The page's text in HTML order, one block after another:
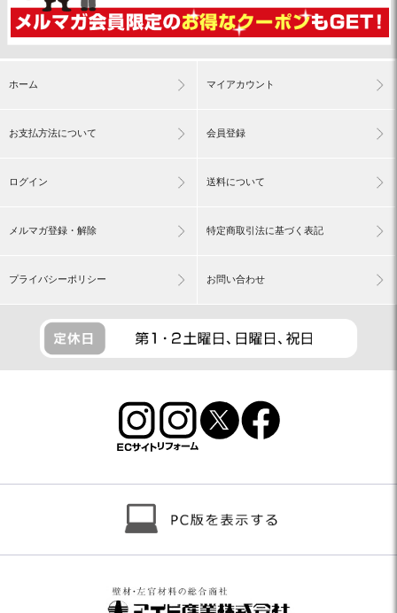
ホーム マイアカウント
お支払方法について 会員登録
ログイン 送料について
メルマガ登録・解除 特定商取引法に基づく表記
プライバシーポリシー お問い合わせ